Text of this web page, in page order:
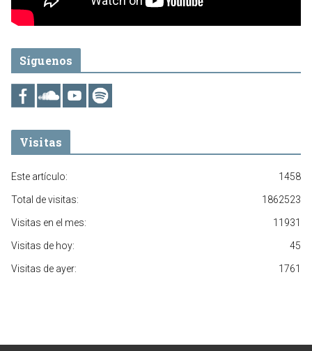
Síguenos
Visitas
1458
Este artículo:
1862523
Total de visitas:
11931
Visitas en el mes:
45
Visitas de hoy:
1761
Visitas de ayer: